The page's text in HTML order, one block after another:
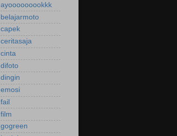
ayooooooookkk
belajarmoto
capek
ceritasaja
cinta
difoto
dingin
emosi
fail
film
gogreen